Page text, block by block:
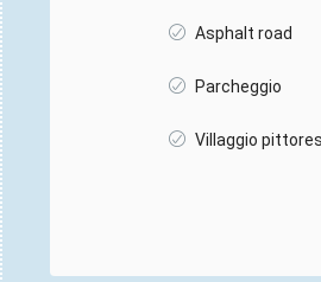
Asphalt road
Parcheggio
Villaggio